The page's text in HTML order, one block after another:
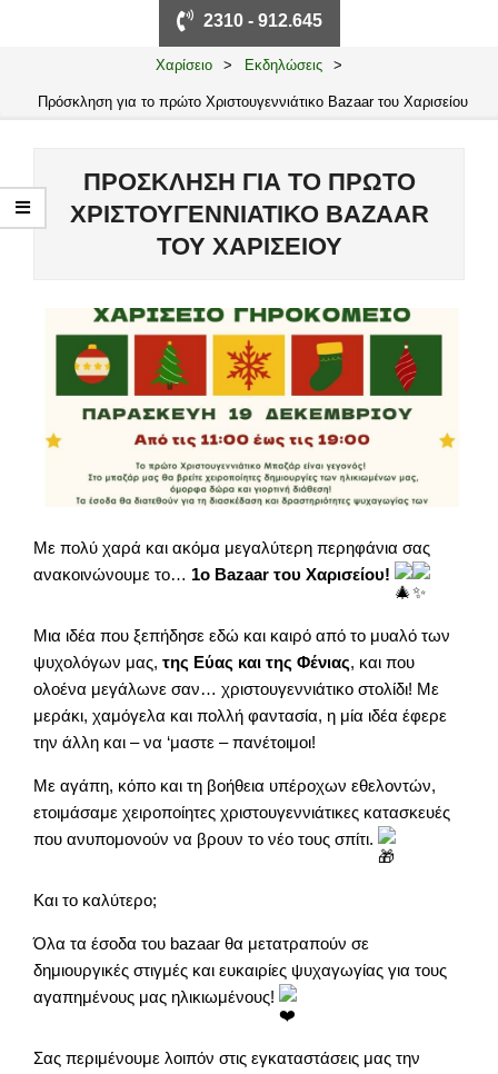
2310 - 912.645
Χαρίσειο > Εκδηλώσεις >
Πρόσκληση για το πρώτο Χριστουγεννιάτικο Bazaar του Χαρισείου
ΠΡΌΣΚΛΗΣΗ ΓΙΑ ΤΟ ΠΡΏΤΟ
ΧΡΙΣΤΟΥΓΕΝΝΙΆΤΙΚΟ BAZAAR
ΤΟΥ ΧΑΡΙΣΕΊΟΥ
Με πολύ χαρά και ακόμα μεγαλύτερη περηφάνια σας
ανακοινώνουμε το… 1ο Bazaar του Χαρισείου!
Μια ιδέα που ξεπήδησε εδώ και καιρό από το μυαλό των
ψυχολόγων μας, της Εύας και της Φένιας, και που
ολοένα μεγάλωνε σαν… χριστουγεννιάτικο στολίδι! Με
μεράκι, χαμόγελα και πολλή φαντασία, η μία ιδέα έφερε
την άλλη και – να ‘μαστε – πανέτοιμοι!
Με αγάπη, κόπο και τη βοήθεια υπέροχων εθελοντών,
ετοιμάσαμε χειροποίητες χριστουγεννιάτικες κατασκευές
που ανυπομονούν να βρουν το νέο τους σπίτι.
Και το καλύτερο;
Όλα τα έσοδα του bazaar θα μετατραπούν σε
δημιουργικές στιγμές και ευκαιρίες ψυχαγωγίας για τους
αγαπημένους μας ηλικιωμένους!
Σας περιμένουμε λοιπόν στις εγκαταστάσεις μας την